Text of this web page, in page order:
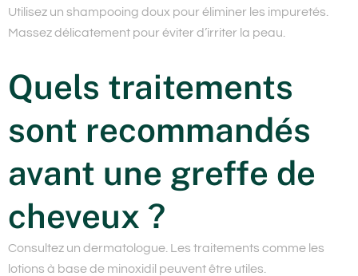
Utilisez un shampooing doux pour éliminer les impuretés.
Massez délicatement pour éviter d’irriter la peau.
Quels traitements
sont recommandés
avant une greffe de
cheveux ?
Consultez un dermatologue. Les traitements comme les
lotions à base de minoxidil peuvent être utiles.